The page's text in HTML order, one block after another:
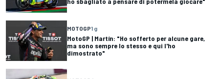
MOTOGP1 g
MotoGP | Martín: "Ho sofferto per alcune gare,
ma sono sempre lo stesso e qui l'ho
dimostrato"